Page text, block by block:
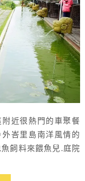
近很熱門的車聚餐
峇里島南洋風情的
飼料來餵魚兒.庭院
人喜歡❤ 這邊也有